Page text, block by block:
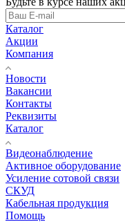
Каталог
Акции
Компания
Новости
Вакансии
Контакты
Реквизиты
Каталог
Видеонаблюдение
Активное оборудование
Усиление сотовой связи
СКУД
Кабельная продукция
Помощь